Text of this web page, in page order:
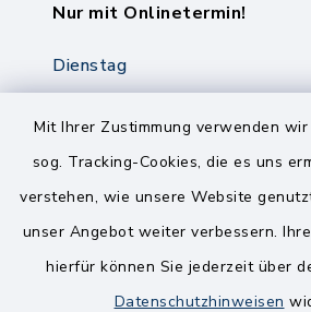
Mit Ihrer Zustimmung verwenden
sog. Tracking-Cookies, die es uns
verstehen, wie unsere Website
unser Angebot weiter verbessern.
hierfür können Sie jederzeit über
Datenschutzhinweisen
Nur mit Onlinetermin!
Dienstag
8.00-12.00 Uhr
14.00-18.00 Uhr
Freitag
8.00-11.00 Uhr